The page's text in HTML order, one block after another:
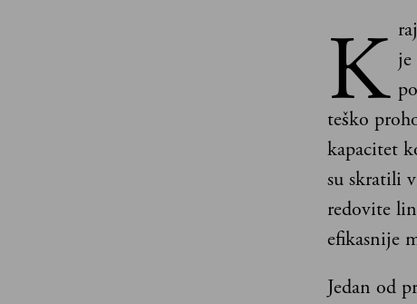
K
teško
kapacitet
su skratili
redovite
efikasnije
Jedan od